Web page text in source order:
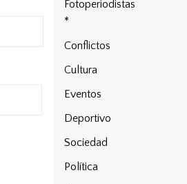
Fotoperiodistas
*
Conflictos
Cultura
Eventos
Deportivo
Sociedad
Política